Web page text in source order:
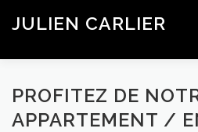
JULIEN CARLIER
STRATÉGIES DIGITALISÉES
PROFITEZ DE
APPARTEMENT /